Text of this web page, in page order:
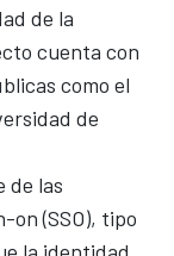
de la
cuenta con
como el
de
de las
on (SSO), tipo